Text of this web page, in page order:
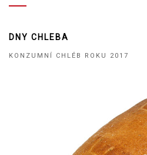
DNY CHLEBA
KONZUMNÍ CHLÉB ROKU 2017